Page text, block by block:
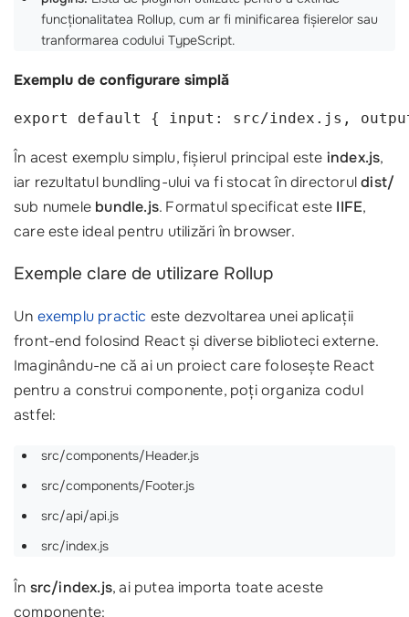
funcționalitatea Rollup, cum ar fi minificarea fișierelor sau
tranformarea codului TypeScript.
Exemplu de configurare simplă
export default { input: src/index.js,
În acest exemplu simplu, fișierul principal este index.js,
iar rezultatul bundling-ului va fi stocat în directoruldist/
sub numele bundle.js. Formatul specificat este IIFE,
care este ideal pentru utilizări în browser.
Exemple clare de utilizare Rollup
Un exemplu practic este dezvoltarea unei aplicații
front-end folosind React și diverse biblioteci externe.
Imaginându-ne că ai un proiect care folosește React
pentru a construi componente, poți organiza codul
astfel:
src/components/Header.js
src/components/Footer.js
src/api/api.js
src/index.js
În src/index.js, ai putea importa toate aceste
componente: